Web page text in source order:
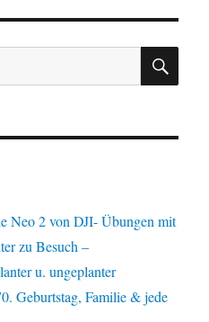
Neo 2 von DJI- Übungen mit
zu Besuch –
u. ungeplanter
Geburtstag, Familie & jede